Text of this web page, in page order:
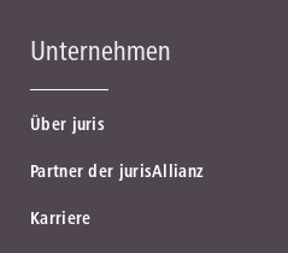
Unternehmen
Über juris
Partner der jurisAllianz
Karriere